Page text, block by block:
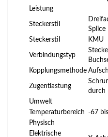
Leistung
Steckerstil
Splice
Steckerstil
KMU
Verbindungstyp
Kopplungsmethode
Zugentlastung
durch
Umwelt
Temperaturbereich -67
Physisch
Elektrische